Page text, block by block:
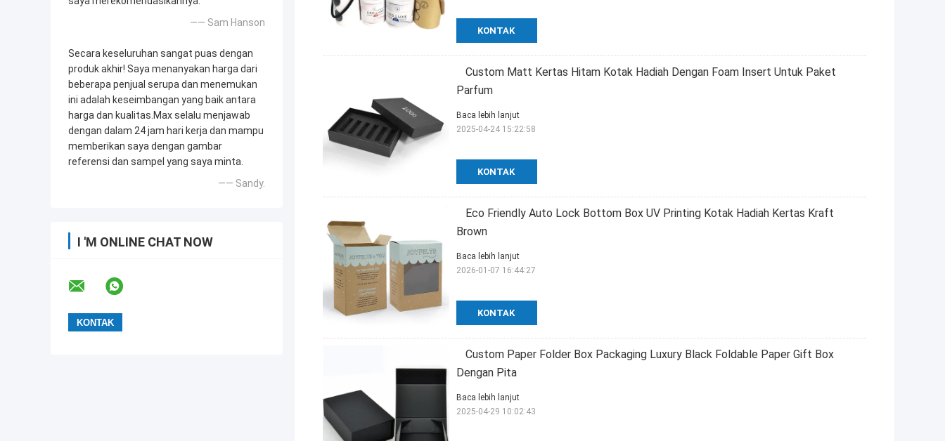
—— Sam Hanson
Secara keseluruhan sangat puas dengan
produk akhir! Saya menanyakan harga dari
beberapa penjual serupa dan menemukan
ini adalah keseimbangan yang baik antara
harga dan kualitas.Max selalu menjawab
dengan dalam 24 jam hari kerja dan mampu
memberikan saya dengan gambar
referensi dan sampel yang saya minta.
—— Sandy.
I 'M ONLINE CHAT NOW
KONTAK
Custom Matt Kertas Hitam Kotak Hadiah Dengan Foam Insert Untuk Paket
Parfum
KONTAK
Baca lebih lanjut
2025-04-24 15:22:58
Eco Friendly Auto Lock Bottom Box UV Printing Kotak Hadiah Kertas Kraft
Brown
KONTAK
Baca lebih lanjut
2026-01-07 16:44:27
Custom Paper Folder Box Packaging Luxury Black Foldable Paper Gift Box
Dengan Pita
Baca lebih lanjut
2025-04-29 10:02:43